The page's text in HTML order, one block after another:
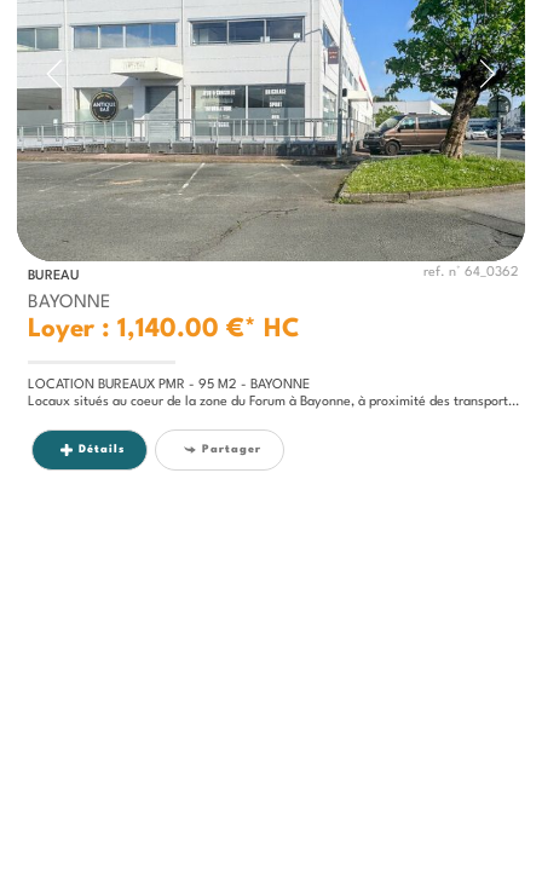
BUREAU ref. n° 64_0362
BAYONNE
Loyer : 1,140.00 €* HC
LOCATION BUREAUX PMR - 95 M2 - BAYONNE
Locaux situés au coeur de la zone du Forum à Bayonne, à proximité des transports et des principaux axes...
Détails Partager